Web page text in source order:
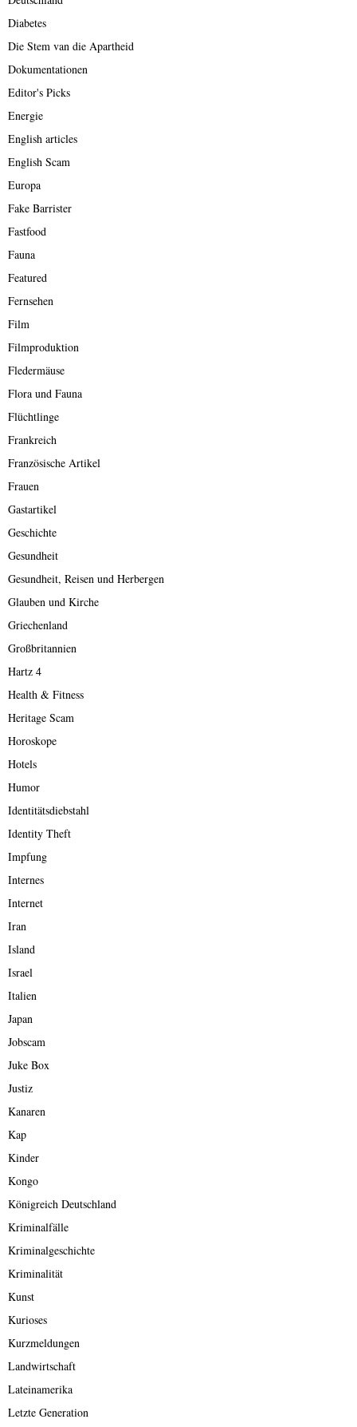
Diabetes
Die Stem van die Apartheid
Dokumentationen
Editor's Picks
Energie
English articles
English Scam
Europa
Fake Barrister
Fastfood
Fauna
Featured
Fernsehen
Film
Filmproduktion
Fledermäuse
Flora und Fauna
Flüchtlinge
Frankreich
Französische Artikel
Frauen
Gastartikel
Geschichte
Gesundheit
Gesundheit, Reisen und Herbergen
Glauben und Kirche
Griechenland
Großbritannien
Hartz 4
Health & Fitness
Heritage Scam
Horoskope
Hotels
Humor
Identitätsdiebstahl
Identity Theft
Impfung
Internes
Internet
Iran
Island
Israel
Italien
Japan
Jobscam
Juke Box
Justiz
Kanaren
Kap
Kinder
Kongo
Königreich Deutschland
Kriminalfälle
Kriminalgeschichte
Kriminalität
Kunst
Kurioses
Kurzmeldungen
Landwirtschaft
Lateinamerika
Letzte Generation